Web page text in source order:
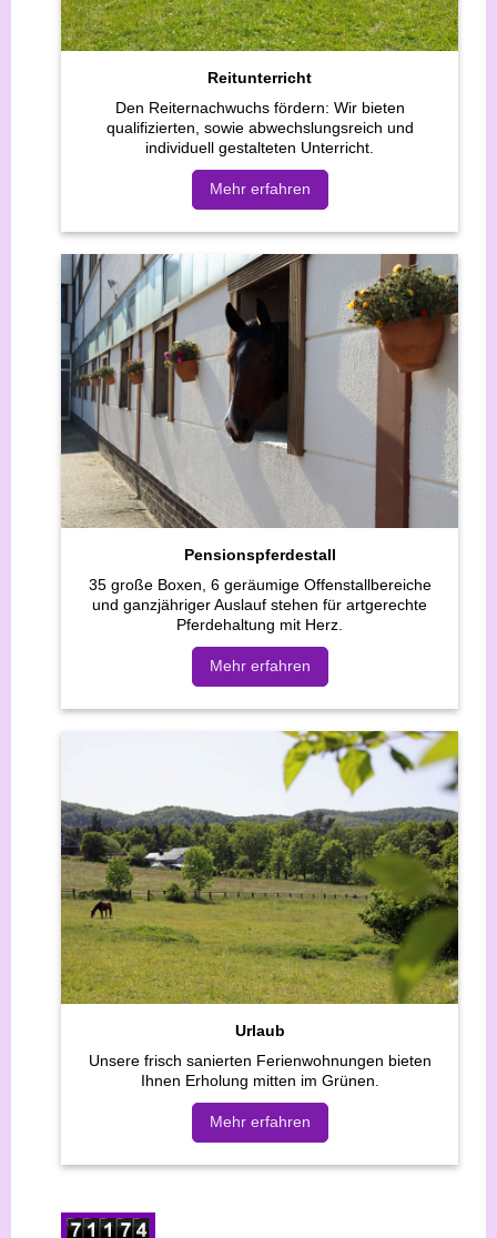
Reitunterricht
Den Reiternachwuchs fördern: Wir bieten
qualifizierten, sowie abwechslungsreich und
individuell gestalteten Unterricht.
Mehr erfahren
Pensionspferdestall
35 große Boxen, 6 geräumige Offenstallbereiche
und ganzjähriger Auslauf stehen für artgerechte
Pferdehaltung mit Herz.
Mehr erfahren
Urlaub
Unsere frisch sanierten Ferienwohnungen bieten
Ihnen Erholung mitten im Grünen.
Mehr erfahren